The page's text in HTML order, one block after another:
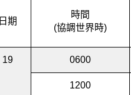
日期
時間
(協調世界時)
19 0600
1200